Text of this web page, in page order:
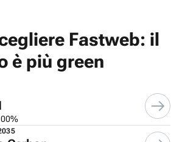
Fastweb: il
è più green